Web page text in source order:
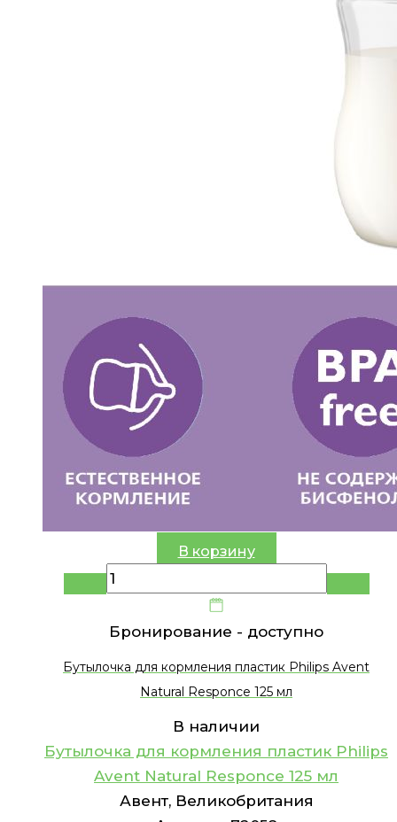
В корзину
Бронирование - доступно
Бутылочка для кормления пластик Philips Avent
Natural Responce 125 мл
В наличии
Бутылочка для кормления пластик Philips
Avent Natural Responce 125 мл
Авент, Великобритания